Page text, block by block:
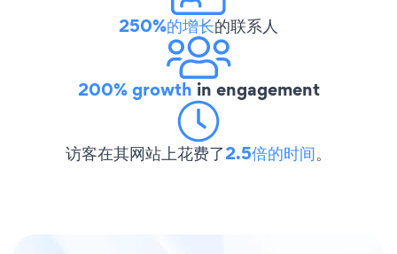
250%的增长的联系人
200% growth in engagement
访客在其网站上花费了2.5倍的时间。